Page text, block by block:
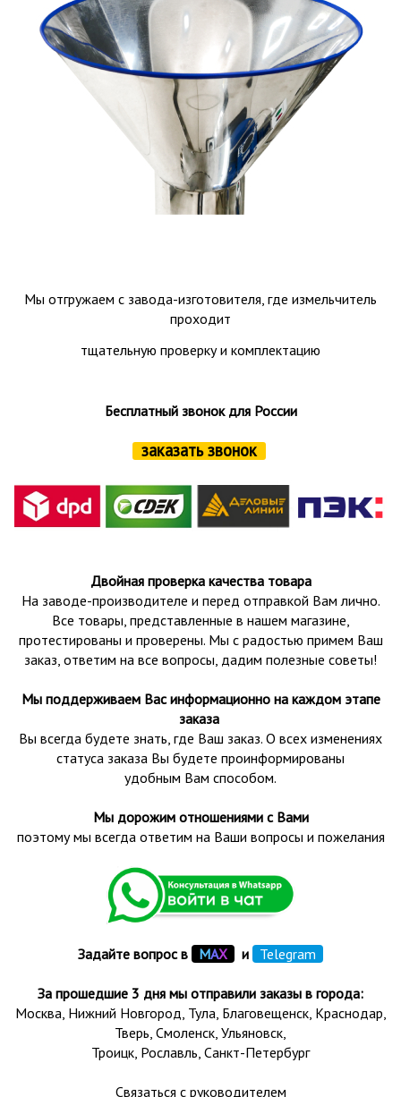
Мы отгружаем с завода-изготовителя, где измельчитель
проходит
тщательную проверку и комплектацию
Бесплатный звонок для России
заказать звонок
Двойная проверка качества товара
На заводе-производителе и перед отправкой Вам лично.
Все товары, представленные в нашем магазине,
протестированы и проверены. Мы с радостью примем Ваш
заказ, ответим на все вопросы, дадим полезные советы!
Мы поддерживаем Вас информационно на каждом этапе
заказа
Вы всегда будете знать, где Ваш заказ. О всех изменениях
статуса заказа Вы будете проинформированы
удобным Вам способом.
Мы дорожим отношениями с Вами
поэтому мы всегда ответим на Ваши вопросы и пожелания
Задайте вопрос в МАХ и Telegram
За прошедшие 3 дня мы отправили заказы в города:
Москва, Нижний Новгород, Тула, Благовещенск, Краснодар,
Тверь Смоленск Ульяновск
Троицк, Рославль , Санкт-Петербург
Связаться с руководителем